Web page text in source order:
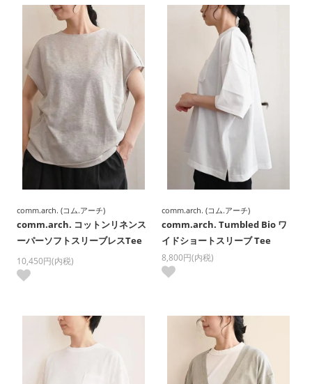
comm.arch. (コム.アーチ)
comm.arch. コットンリネンス
ーパーソフトスリーブレスTee
10,450円(内税)
comm.arch. (コム.アーチ)
comm.arch. Tumbled Bio ワ
イドショートスリーブ Tee
8,800円(内税)